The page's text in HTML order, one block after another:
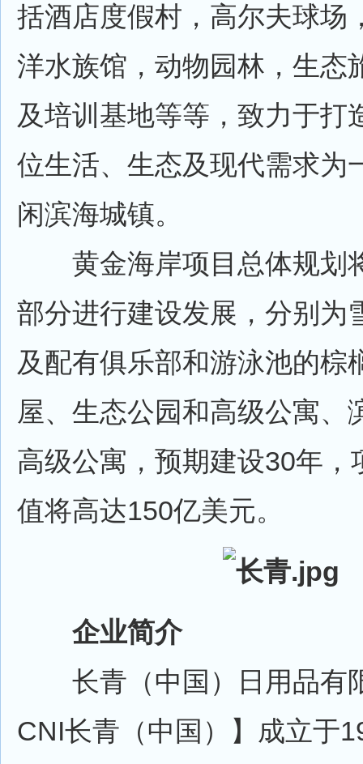
括酒店度假村，高尔夫球场
洋水族馆，动物园林，生态
及培训基地等等，致力于打
位生活、生态及现代需求为
闲滨海城镇。
黄金海岸项目总体规划
部分进行建设发展，分别为
及配有俱乐部和游泳池的棕
屋、生态公园和高级公寓、
高级公寓，预期建设30年，
值将高达150亿美元。
企业简介
长青（中国）日用品有
CNI长青（中国）】成立于